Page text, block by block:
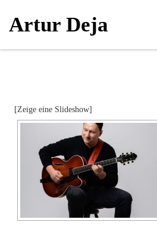
Artur Deja
[Zeige eine Slideshow]